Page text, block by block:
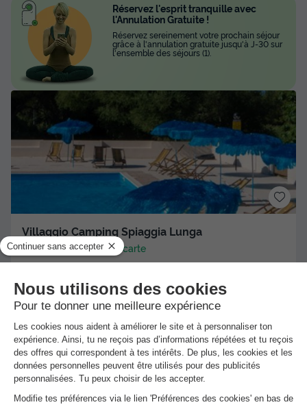
Villaggio Camping Spiaggia Lunga
Vieste -Voir sur la carte
Bungalow 4 personnes - Diamante - 2 pièces - Zone Mer
Meilleur prix pour 7 nuits
410 € 375 € -8%
Réservez l'esprit tranquille avec
l'Annulation Gratuite !
Réservez sereinement votre prochain séjour
grâce à l'annulation gratuite jusqu'à J-30 sur
l'ensemble des séjours (1).